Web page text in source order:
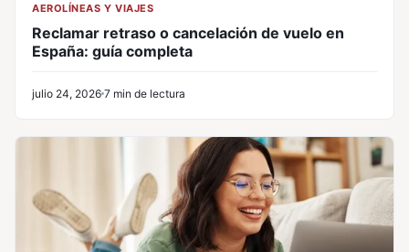
AEROLÍNEAS Y VIAJES
Reclamar retraso o cancelación de vuelo en
España: guía completa
julio 24, 2026 7 min de lectura